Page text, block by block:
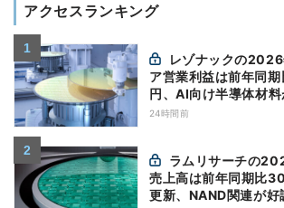
アクセスランキング
ア営業利益は前年同
円、AI向け半導体材料
24時間前
売上高は前年同期比
更新、NAND関連が好